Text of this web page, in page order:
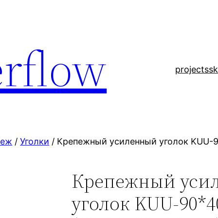
projects
/Уголки / Крепежный усиленный уголок KUU-
Крепежный
уголок KUU-